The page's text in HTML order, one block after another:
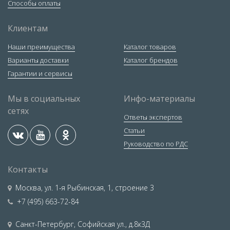
Способы оплаты
Клиентам
Наши преимущества
Варианты доставки
Гарантии и сервисы
Каталог товаров
Каталог брендов
Мы в социальных
сетях
Инфо-материалы
Ответы экспертов
Статьи
Руководство по РДС
Контакты
Москва, ул. 1-я Рыбинская, 1, строение 3
+7 (495) 663-72-84
Санкт-Петербург, Софийская ул., д.8к3Д